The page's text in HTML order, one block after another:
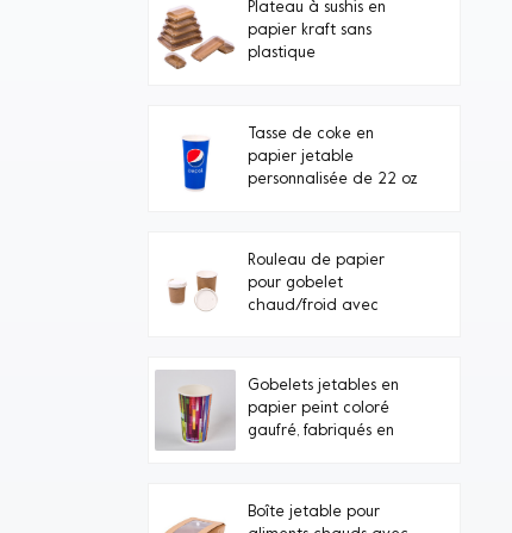
Plateau à sushis en
papier kraft sans
plastique
Tasse de coke en
papier jetable
personnalisée de 22 oz
Rouleau de papier
pour gobelet
chaud/froid avec
Gobelets jetables en
papier peint coloré
gaufré, fabriqués en
Boîte jetable pour